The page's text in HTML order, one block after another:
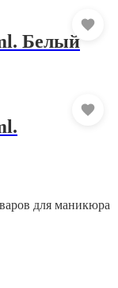
Белый
для маникюра